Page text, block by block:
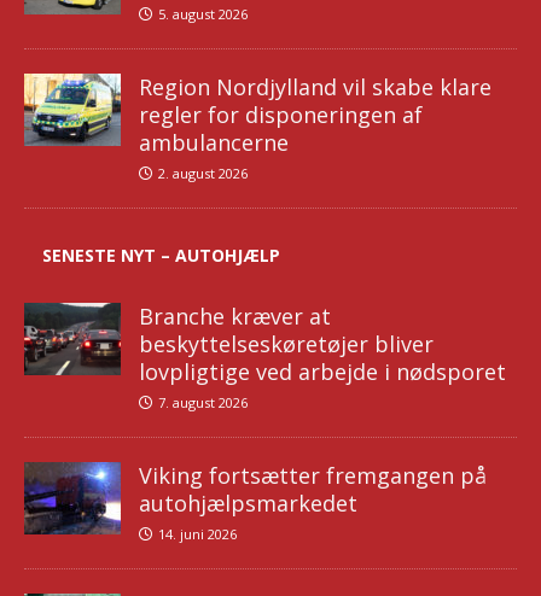
5. august 2026
Region Nordjylland vil skabe klare
regler for disponeringen af
ambulancerne
2. august 2026
SENESTE NYT – AUTOHJÆLP
Branche kræver at
beskyttelseskøretøjer bliver
lovpligtige ved arbejde i nødsporet
7. august 2026
Viking fortsætter fremgangen på
autohjælpsmarkedet
14. juni 2026